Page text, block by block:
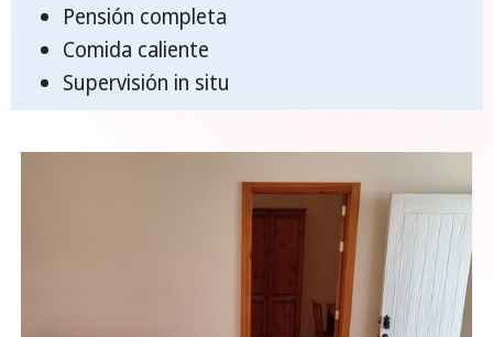
Pensión completa
Comida caliente
Supervisión in situ